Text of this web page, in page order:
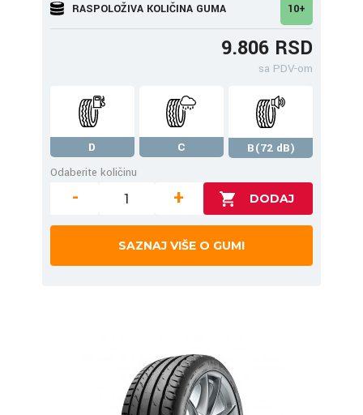
RASPOLOŽIVA KOLIČINA GUMA 10+
9.806 RSD
sa PDV-om
D C
B(72 dB)
Odaberite količinu
- +
SAZNAJ VIŠE O GUMI